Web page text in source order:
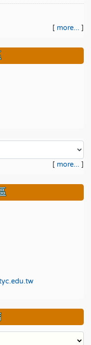
[ more... ]
[ more... ]